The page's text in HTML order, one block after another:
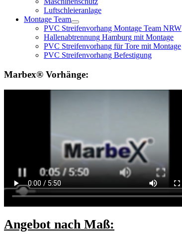
Luftschleieranlage
Montage Team
PVC Streifenvorhang Montage Team NRW
Hallenabtrennung Hamburg mit Montage
PVC Streifenvorhang für Tore mit Montage
PVC Streifenvorhang Befestigung
Marbex® Vorhänge:
Angebot nach Maß: